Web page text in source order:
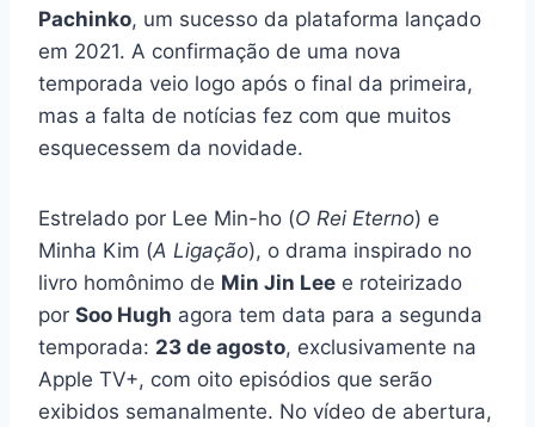
Pachinko, um sucesso da plataforma lançado
em 2021. A confirmação de uma nova
temporada veio logo após o final da primeira,
mas a falta de notícias fez com que muitos
esquecessem da novidade.
Estrelado por Lee Min-ho (O Rei Eterno) e
Minha Kim (A Ligação), o drama inspirado no
livro homônimo de Min Jin Lee e roteirizado
por Soo Hugh agora tem data para a segunda
temporada: 23 de agosto, exclusivamente na
Apple TV+, com oito episódios que serão
exibidos semanalmente. No vídeo de abertura,